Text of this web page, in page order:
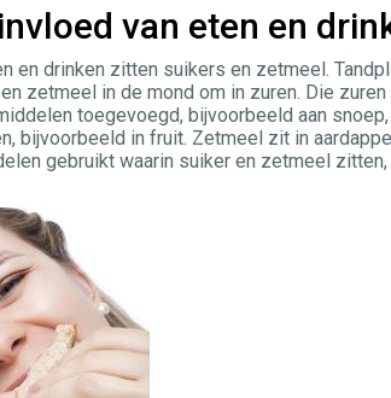
van eten en
en drinken zitten suikers en zetmeel.
zetmeel in de mond om in zuren. Die
toegevoegd, bijvoorbeeld aan
bijvoorbeeld in fruit. Zetmeel zit in
gebruikt waarin suiker en zetmeel